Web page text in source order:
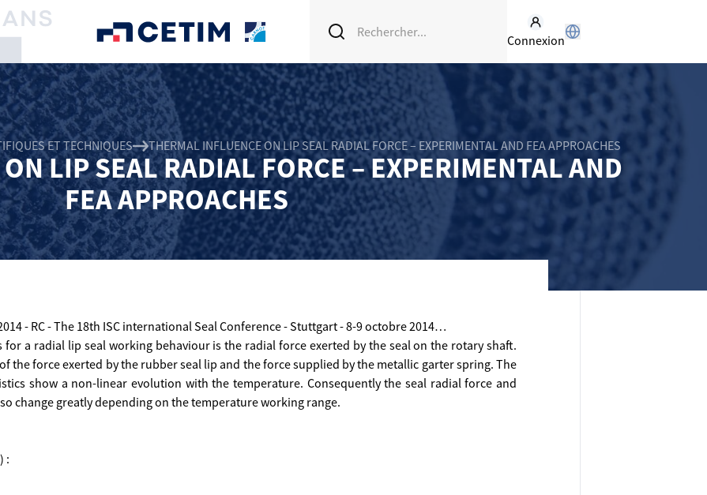
Connexion
ET TECHNIQUES THERMAL INFLUENCE ON LIP SEAL RADIAL FORCE – EXPERIMENTAL AND FEA APPROACHES
LIP SEAL RADIAL FORCE – EXPERIMENTAL AND
FEA APPROACHES
- RC - The 18th ISC international Seal Conference - Stuttgart - 8-9 octobre 2014…
for a radial lip seal working behaviour is the radial force exerted by the seal on the rotary shaft.
the force exerted by the rubber seal lip and the force supplied by the metallic garter spring. The
show a non-linear evolution with the temperature. Consequently the seal radial force and
change greatly depending on the temperature working range.
: